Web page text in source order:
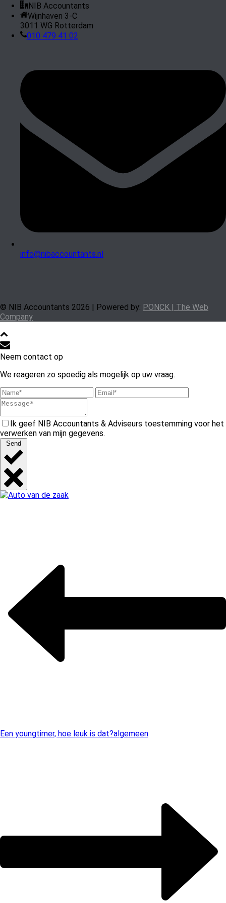
NIB Accountants
Wijnhaven 3-C
3011 WG Rotterdam
010 479 41 02
info@nibaccountants.nl
© NIB Accountants 2026 | Powered by: PONCK | The Web
Company
Neem contact op
We reageren zo spoedig als mogelijk op uw vraag.
Ik geef NIB Accountants & Adviseurs toestemming voor het
verwerken van mijn gegevens.
Send
Een youngtimer, hoe leuk is dat?algemeen